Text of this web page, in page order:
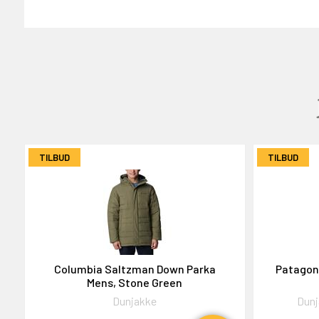
TILBUD
Columbia Saltzman Down Parka
Mens, Stone Green
Dunjakke
TILBUD
NEJ TAK!